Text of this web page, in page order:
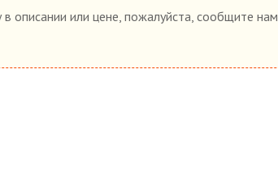
описании или цене, пожалуйста, сообщите нам